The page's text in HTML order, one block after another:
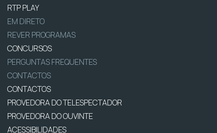
RTP PLAY
EM DIRETO
REVER PROGRAMAS
CONCURSOS
PERGUNTAS FREQUENTES
CONTACTOS
CONTACTOS
PROVEDORA DO TELESPECTADOR
PROVEDORA DO OUVINTE
ACESSIBILIDADES